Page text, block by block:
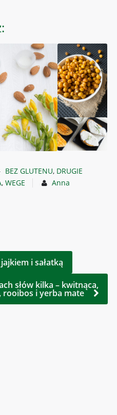
BEZ GLUTENU, DRUGIE
, WEGE
Anna
i sałatką
słów kilka – kwitnąca,
rooibos i yerba mate